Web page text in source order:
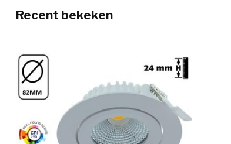
Recent bekeken